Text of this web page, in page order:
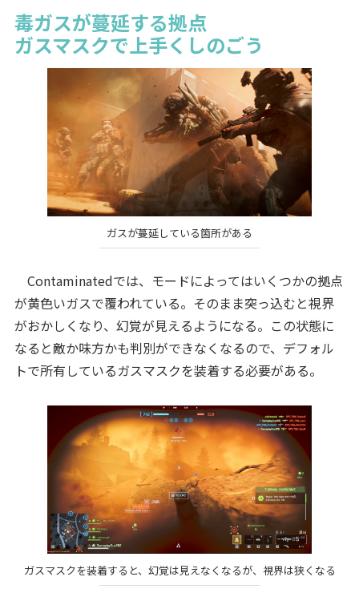
毒ガスが蔓延する拠点
ガスマスクで上手くしのごう
ガスが蔓延している箇所がある
Contaminatedでは、モードによってはいくつかの拠点
が黄色いガスで覆われている。そのまま突っ込むと視界
がおかしくなり、幻覚が見えるようになる。この状態に
なると敵か味方かも判別ができなくなるので、デフォル
トで所有しているガスマスクを装着する必要がある。
ガスマスクを装着すると、幻覚は見えなくなるが、視界は狭くなる